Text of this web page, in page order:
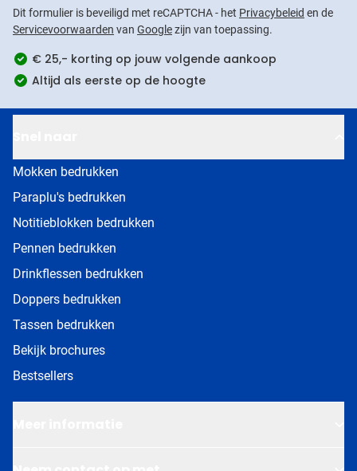
Dit formulier is beveiligd met reCAPTCHA - het Privacybeleid en de
Servicevoorwaarden van Googlezijn van toepassing.
€ 25,- korting op jouw volgende aankoop
Altijd als eerste op de hoogte
Mokken bedrukken
Paraplu's bedrukken
Notitieblokken bedrukken
Pennen bedrukken
Drinkflessen bedrukken
Doppers bedrukken
Tassen bedrukken
Bekijk brochures
Bestsellers